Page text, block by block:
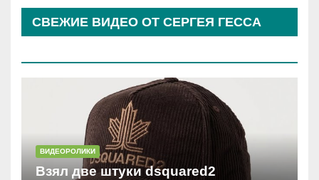
СВЕЖИЕ ВИДЕО ОТ СЕРГЕЯ ГЕССА
ВИДЕОРОЛИКИ
Взял две штуки dsquared2